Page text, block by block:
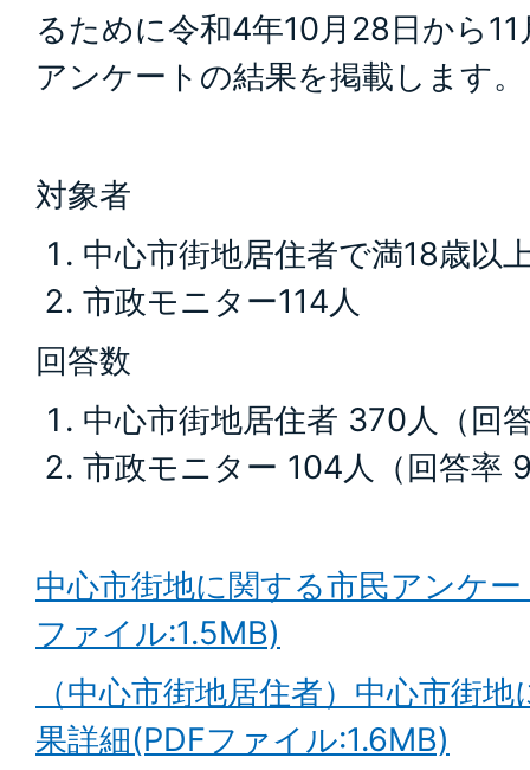
るために令和4年10月28日から
アンケートの結果を掲載します。
対象者
中心市街地居住者で満18歳以
市政モニター114人
回答数
中心市街地居住者 370人（回
市政モニター 104人（回答率
中心市街地に関する市民アンケ
ファイル:1.5MB)
（中心市街地居住者）中心市街
果詳細(PDFファイル:1.6MB)